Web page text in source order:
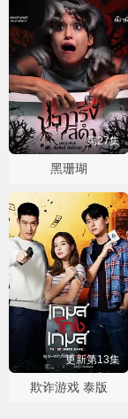
第27集
黑珊瑚
更新第13集
欺诈游戏 泰版